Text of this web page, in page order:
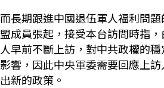
而長期跟進中國退伍軍人福利問
盟成員張起，接受本台訪問時指
人早前不斷上訪，對中共政權的
影響，因此中央軍委需要回應上
出新的政策。